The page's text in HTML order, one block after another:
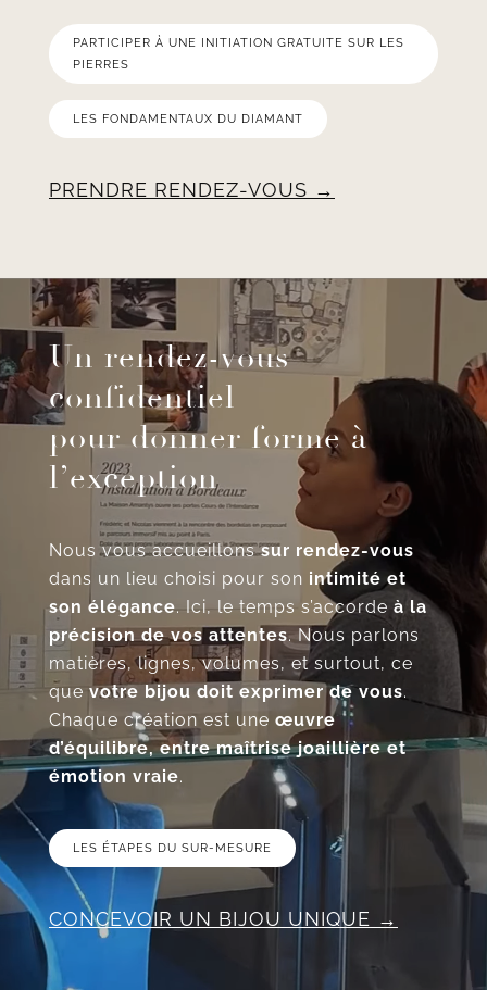
PARTICIPER À UNE INITIATION GRATUITE SUR LES
PIERRES
LES FONDAMENTAUX DU DIAMANT
PRENDRE RENDEZ-VOUS
Un rendez-vous
confidentiel
pour donner forme à
l’exception
Nous vous accueillonssur rendez-vous
dans un lieu choisi pour son intimité et
son élégance. Ici, le temps s’accorde à la
précision de vos attentes. Nous parlons
matières, lignes, volumes, et surtout, ce
que votre bijou doit exprimer de vous.
Chaque création est une œuvre
d’équilibre, entre maîtrise joaillière et
émotion vraie.
LES ÉTAPES DU SUR-MESURE
CONCEVOIR UN BIJOU UNIQUE